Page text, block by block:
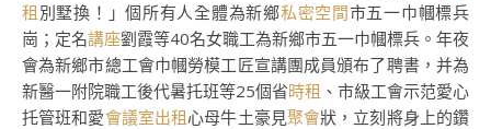
租 別墅換！」個所有人全體為新鄉私密空間市五一巾幗標兵
崗；定名講座劉霞等40名女職工為新鄉市五一巾幗標兵。年夜
會為新鄉市總工會巾幗勞模工匠宣講團成員頒布了聘書，并為
新醫一附院職工後代暑托班等25個省時租 、市級工會示范愛心
托管班和愛會議室出租心母牛土豪見聚會狀，立刻將身上的鑽